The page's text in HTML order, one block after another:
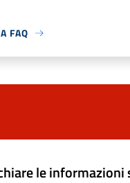
FAQ
le informazioni